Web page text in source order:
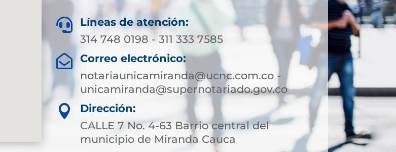

Líneas de atención:
314 748 0198 - 311 333 7585

Correo electrónico:
notariaunicamiranda@ucnc.com.co -
unicamiranda@supernotariado.gov.co

Dirección:
CALLE 7 No. 4-63 Barrio central del
municipio de Miranda Cauca